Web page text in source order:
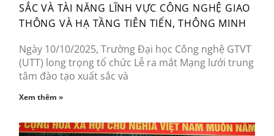
SẮC VÀ TÀI NĂNG LĨNH VỰC CÔNG NGHỆ GIAO
THÔNG VÀ HẠ TẦNG TIÊN TIẾN, THÔNG MINH
Ngày 10/10/2025, Trường Đại học Công nghệ GTVT
(UTT) long trọng tổ chức Lễ ra mắt Mạng lưới trung
tâm đào tạo xuất sắc và
Xem thêm »